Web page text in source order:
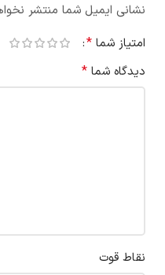
نشانی ایمیل شما منتشر
امتیاز شما *
دیدگاه شما *
نقاط قوت